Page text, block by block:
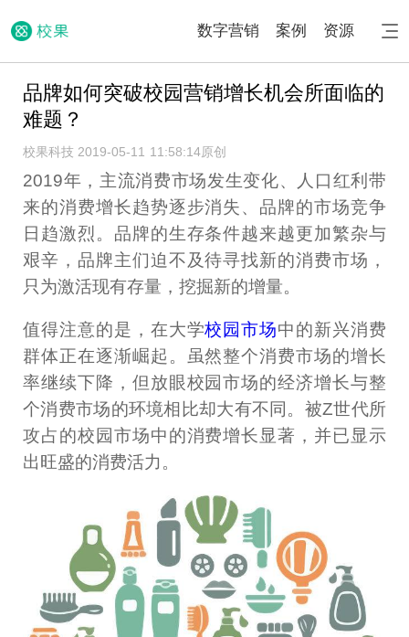
数字营销 案例 资源
品牌如何突破校园营销增长机会所面临的
难题？
校果科技 2019-05-11 11:58:14原创
2019年，主流消费市场发生变化、人口红利带
来的消费增长趋势逐步消失、品牌的市场竞争
日趋激烈。品牌的生存条件越来越更加繁杂与
艰辛，品牌主们迫不及待寻找新的消费市场，
只为激活现有存量，挖掘新的增量。
值得注意的是，在大学校园市场中的新兴消费
群体正在逐渐崛起。虽然整个消费市场的增长
率继续下降，但放眼校园市场的经济增长与整
个消费市场的环境相比却大有不同。被Z世代所
攻占的校园市场中的消费增长显著，并已显示
出旺盛的消费活力。